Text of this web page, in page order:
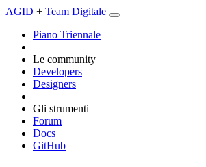
AGID + Team Digitale
Piano Triennale
Le community
Developers
Designers
Gli strumenti
Forum
Docs
GitHub